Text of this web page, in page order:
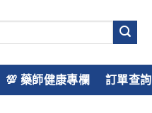
💯 藥師健康專欄 訂單查詢